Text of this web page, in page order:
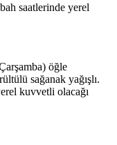
saatlerinde yerel
öğle
sağanak yağışlı.
kuvvetli olacağı